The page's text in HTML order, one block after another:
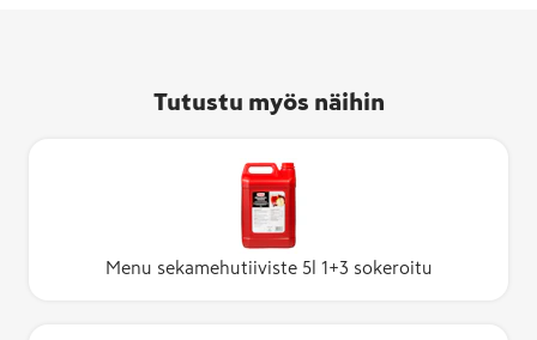
Tutustu myös näihin
Menu sekamehutiiviste 5l 1+3 sokeroitu